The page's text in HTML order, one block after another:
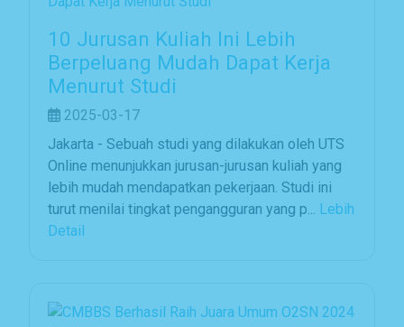
10 Jurusan Kuliah Ini Lebih
Berpeluang Mudah Dapat Kerja
Menurut Studi
2025-03-17
Jakarta - Sebuah studi yang dilakukan oleh UTS
Online menunjukkan jurusan-jurusan kuliah yang
lebih mudah mendapatkan pekerjaan. Studi ini
turut menilai tingkat pengangguran yang p...
Lebih
Detail